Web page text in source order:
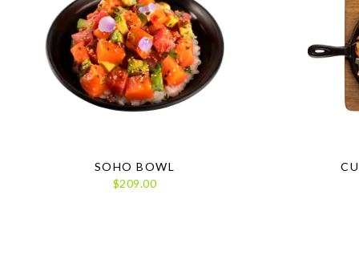
SOHO BOWL
$209.00